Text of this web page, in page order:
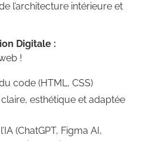
l’architecture intérieure et
Digitale :
!
code (HTML, CSS)
esthétique et adaptée
(ChatGPT, Figma AI,